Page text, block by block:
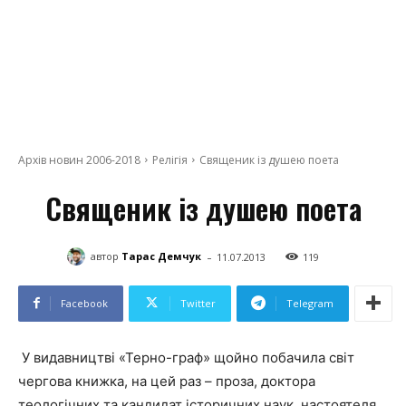
Архів новин 2006-2018 Релігія Священик із душею поета
Священик із душею поета
автор Тарас Демчук - 11.07.2013 119
Facebook Twitter Telegram
У видавництві «Терно-граф» щойно побачила світ
чергова книжка, на цей раз – проза, доктора